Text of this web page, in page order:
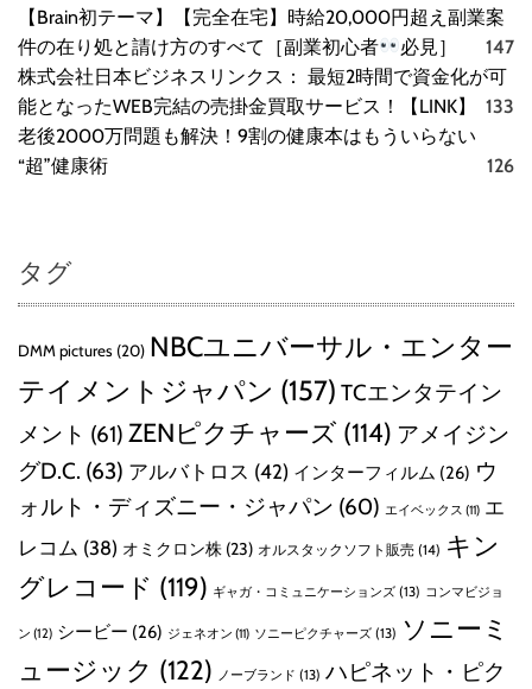
【Brain初テーマ】【完全在宅】時給20,000円超え副業案
件の在り処と請け方のすべて［副業初心者
必見］
147
株式会社日本ビジネスリンクス： 最短2時間で資金化が可
能となったWEB完結の売掛金買取サービス！【LINK】
133
老後2000万問題も解決！9割の健康本はもういらない
“超”健康術
126
タグ
DMM pictures (20) NBCユニバーサル・エンター
テイメントジャパン (157) TCエンタテイン
メント (61) ZENピクチャーズ (114) アメイジン
グD.C. (63) アルバトロス (42) インターフィルム (26) ウ
ォルト・ディズニー・ジャパン (60) エイベックス (11) エ
レコム (38) オミクロン株 (23) オルスタックソフト販売 (14) キン
グレコード (119) ギャガ・コミュニケーションズ (13) コンマビジョ
ン (12) シービー (26) ジェネオン (11) ソニーピクチャーズ (13) ソニーミ
ュージック (122) ノーブランド (13) ハピネット・ピク